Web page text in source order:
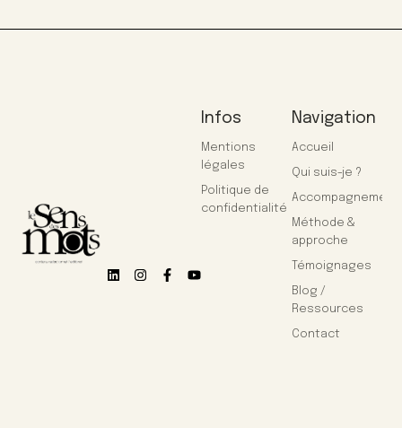
Navigation
Accueil
Qui suis-je ?
Méthode &
approche
Témoignages
Blog /
Ressources
Contact
Infos
Mentions
légales
Politique de
confidentialité